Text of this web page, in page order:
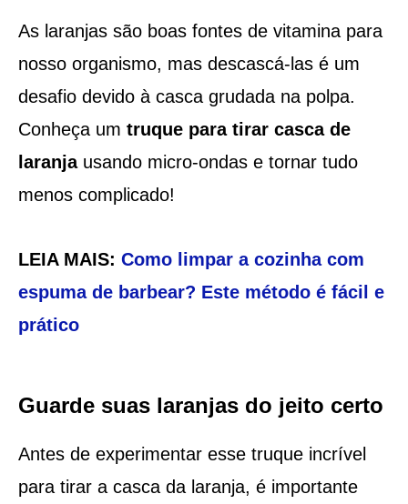
As laranjas são boas fontes de vitamina para
nosso organismo, mas descascá-las é um
desafio devido à casca grudada na polpa.
Conheça um truque para tirar casca de
laranjausando micro-ondas e tornar tudo
menos complicado!
LEIA MAIS: Como limpar a cozinha com
espuma de barbear? Este método é fácil e
prático
Guarde suas laranjas do jeito certo
Antes de experimentar esse truque incrível
para tirar a casca da laranja, é importante